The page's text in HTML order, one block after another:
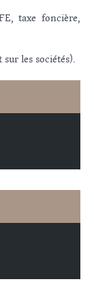
taxe foncière,
les sociétés).